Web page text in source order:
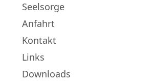
Seelsorge
Anfahrt
Kontakt
Links
Downloads